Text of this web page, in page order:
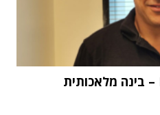
"העתיד הוא Physical AI – בינה מלאכותית